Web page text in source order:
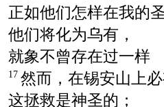
正如他们怎样在我的
他们将化为乌有，
就象不曾存在过一样
17 然而，在锡安山上必
这拯救是神圣的；